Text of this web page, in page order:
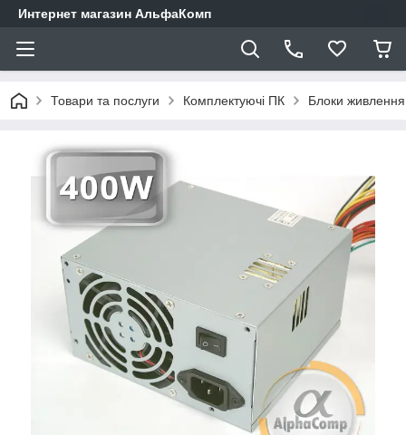
Интернет магазин АльфаКомп
Товари та послуги Комплектуючі ПК Блоки живлення